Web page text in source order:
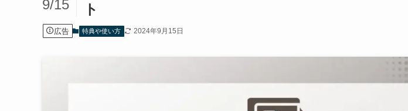
ト
9/15
広告 特典や使い方 2024年9月15日